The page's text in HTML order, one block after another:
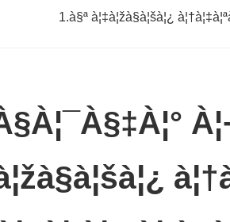
1.à§ª à¦‡à¦žà§à¦šà¦¿